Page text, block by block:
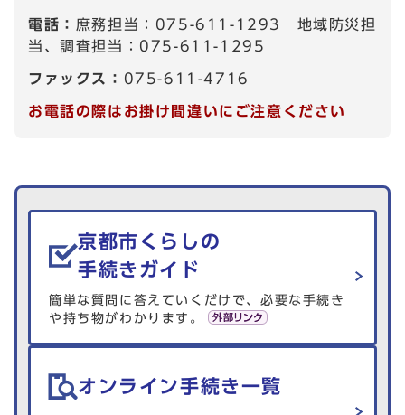
電話： 庶務担当：075-611-1293 地域防災担
当、調査担当：075-611-1295
ファックス： 075-611-4716
お電話の際はお掛け間違いにご注意ください
生活情報を探す
京都市くらしの
手続きガイド
簡単な質問に答えていくだけで、必要な手続き
や持ち物がわかります。
オンライン手続き一覧